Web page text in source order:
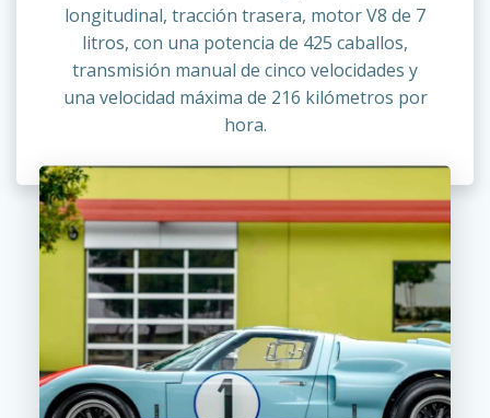
longitudinal, tracción trasera, motor V8 de 7
litros, con una potencia de 425 caballos,
transmisión manual de cinco velocidades y
una velocidad máxima de 216 kilómetros por
hora.